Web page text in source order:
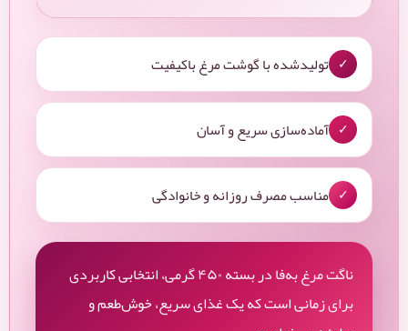
✓ تولیدشده با گوشت مرغ باکیفیت
✓ آماده‌سازی سریع و آسان
✓ مناسب مصرف روزانه و خانوادگی
ناگت مرغ به‌فا در بسته ۴۵۰ گرمی، انتخابی کاربردی
برای زمانی است که یک غذای سریع، خوش‌طعم و